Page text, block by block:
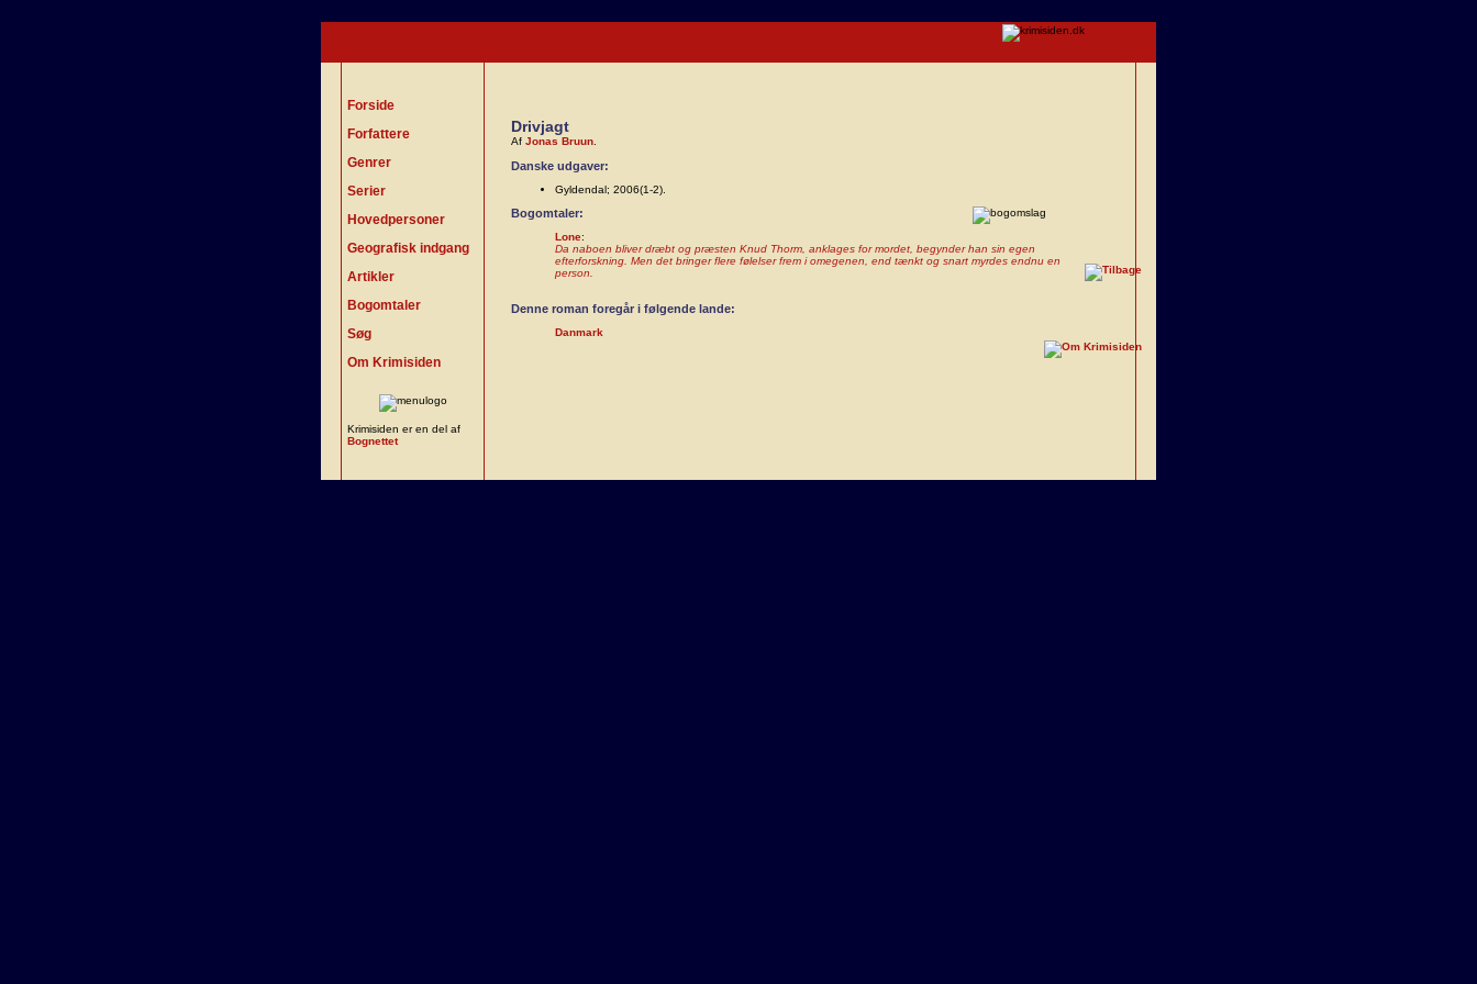
Forside
Forfattere
Genrer
Serier
Hovedpersoner
Geografisk indgang
Artikler
Bogomtaler
Søg
Om Krimisiden
Krimisiden er en del af
Bognettet
Drivjagt
Af Jonas Bruun
Danske udgaver:
Gyldendal; 2006(1-2).
Bogomtaler:
Lone:
Da naboen bliver dræbt og præsten Knud Thorm, anklages for mordet, begynder han sin egen
efterforskning. Men det bringer flere følelser frem i omegenen, end tænkt og snart myrdes endnu en
person.
Denne roman foregår i følgende lande:
Danmark